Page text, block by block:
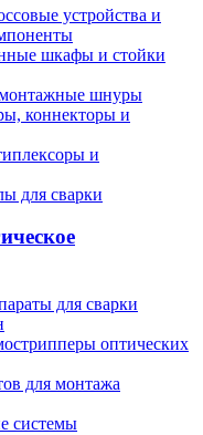
устройства и
шкафы и стойки
шнуры
коннекторы и
и
для сварки
для сварки
оптических
для монтажа
системы